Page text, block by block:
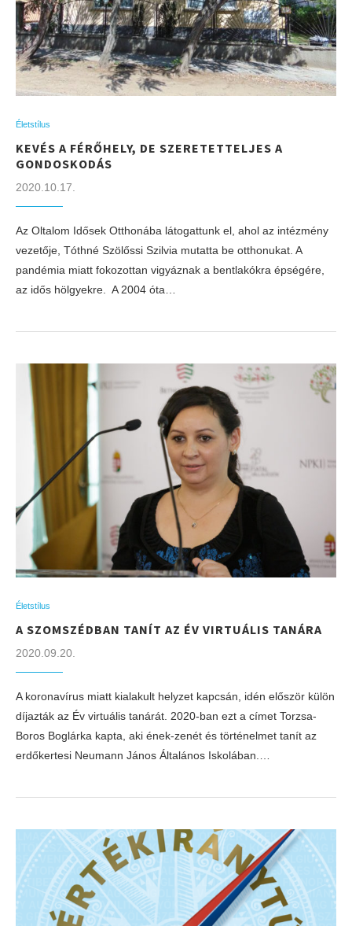
Életstílus
KEVÉS A FÉRŐHELY, DE SZERETETTELJES A
GONDOSKODÁS
2020.10.17.
Az Oltalom Idősek Otthonába látogattunk el, ahol az intézmény
vezetője, Tóthné Szölőssi Szilvia mutatta be otthonukat. A
pandémia miatt fokozottan vigyáznak a bentlakókra épségére,
az idős hölgyekre. A 2004 óta…
Életstílus
A SZOMSZÉDBAN TANÍT AZ ÉV VIRTUÁLIS TANÁRA
2020.09.20.
A koronavírus miatt kialakult helyzet kapcsán, idén először külön
díjazták az Év virtuális tanárát. 2020-ban ezt a címet Torzsa-
Boros Boglárka kapta, aki ének-zenét és történelmet tanít az
erdőkertesi Neumann János Általános Iskolában.…